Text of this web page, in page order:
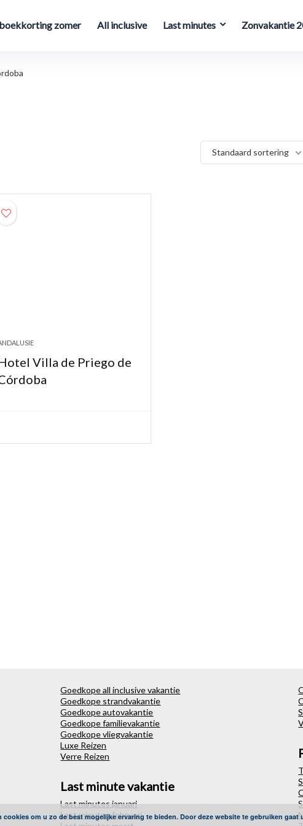
zomer All inclusive Last minutes Zonvakantie
Standaard sortering
Villa de Priego de
Goedkope all inclusive vakantie
Goedkope strandvakantie
Goedkope autovakantie
Goedkope familievakantie
Goedkope vliegvakantie
Luxe Reizen
Verre Reizen
Last minute vakantie
Last minutes januari
Last minutes februari
cookies om u zo de best mogelijke ervaring te bieden. Door deze website te gebruiken